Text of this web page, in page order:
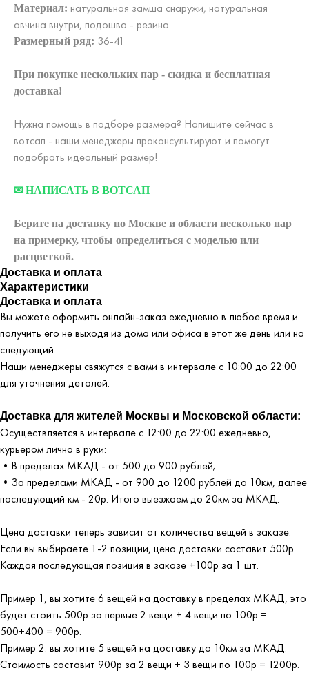
Материал: натуральная замша снаружи, натуральная
овчина внутри, подошва - резина
Размерный ряд: 36-41
При покупке нескольких пар - скидка и бесплатная
доставка!
Нужна помощь в подборе размера? Напишите сейчас в
вотсап - наши менеджеры проконсультируют и помогут
подобрать идеальный размер!
✉ НАПИСАТЬ В ВОТСАП
Берите на доставку по Москве и области несколько пар
на примерку, чтобы определиться с моделью или
расцветкой.
Доставка и оплата
Характеристики
Доставка и оплата
Вы можете оформить онлайн-заказ ежедневно в любое время и
получить его не выходя из дома или офиса в этот же день или на
следующий.
Наши менеджеры свяжутся с вами в интервале с 10:00 до 22:00
для уточнения деталей.
Доставка для жителей Москвы и Московской области:
Осуществляется в интервале с 12:00 до 22:00 ежедневно,
курьером лично в руки:
•В пределах МКАД - от 500 до 900 рублей;
•За пределами МКАД - от 900 до 1200 рублей до 10км, далее
последующий км - 20р. Итого выезжаем до 20км за МКАД.
Цена доставки теперь зависит от количества вещей в заказе.
Если вы выбираете 1-2 позиции, цена доставки составит 500р.
Каждая последующая позиция в заказе +100р за 1 шт.
Пример 1, вы хотите 6 вещей на доставку в пределах МКАД, это
будет стоить 500р за первые 2 вещи + 4 вещи по 100р =
500+400 = 900р.
Пример 2: вы хотите 5 вещей на доставку до 10км за МКАД.
Стоимость составит 900р за 2 вещи + 3 вещи по 100р = 1200р.